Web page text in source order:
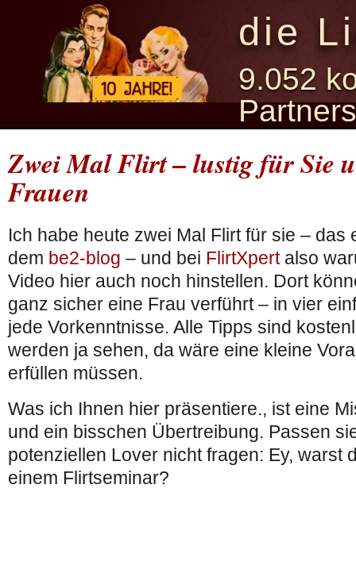
die
9.052
Zwei Mal Flirt – lustig für Sie
Frauen
Ich habe heute zwei Mal Flirt für sie – das
dem be2-blog – und bei FlirtXpertalso
Video hier auch noch hinstellen. Dort
ganz sicher eine Frau verführt – in vier
jede Vorkenntnisse. Alle Tipps sind
werden ja sehen, da wäre eine kleine
erfüllen müssen.
Was ich Ihnen hier präsentiere., ist eine
und ein bisschen Übertreibung. Passen
potenziellen Lover nicht fragen: Ey, warst
einem Flirtseminar?